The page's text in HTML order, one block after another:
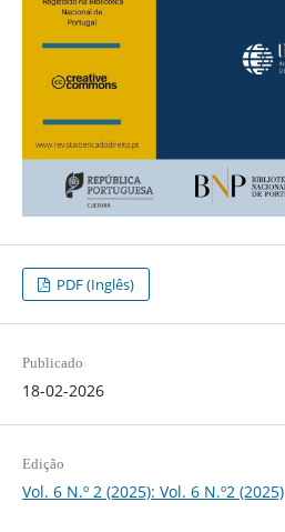
PDF (Inglês)
Publicado
18-02-2026
Edição
Vol. 6 N.º 2 (2025): Vol. 6 N.º2 (2025)